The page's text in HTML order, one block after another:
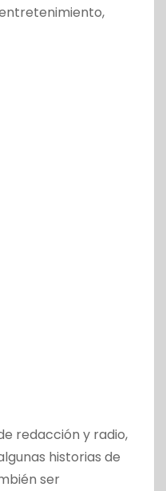
redacción y radio,
historias de
ser